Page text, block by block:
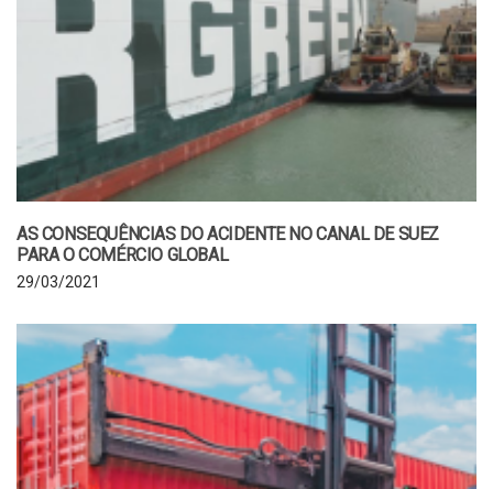
AS CONSEQUÊNCIAS DO ACIDENTE NO CANAL DE SUEZ
PARA O COMÉRCIO GLOBAL
29/03/2021